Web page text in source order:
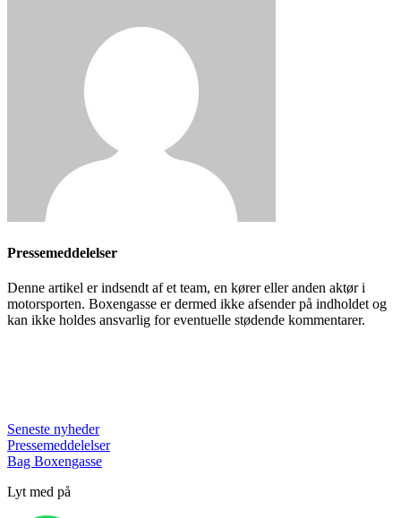
Pressemeddelelser
Denne artikel er indsendt af et team, en kører eller anden aktør i
motorsporten. Boxengasse er dermed ikke afsender på indholdet og
kan ikke holdes ansvarlig for eventuelle stødende kommentarer.
Seneste nyheder
Pressemeddelelser
Bag Boxengasse
Lyt med på